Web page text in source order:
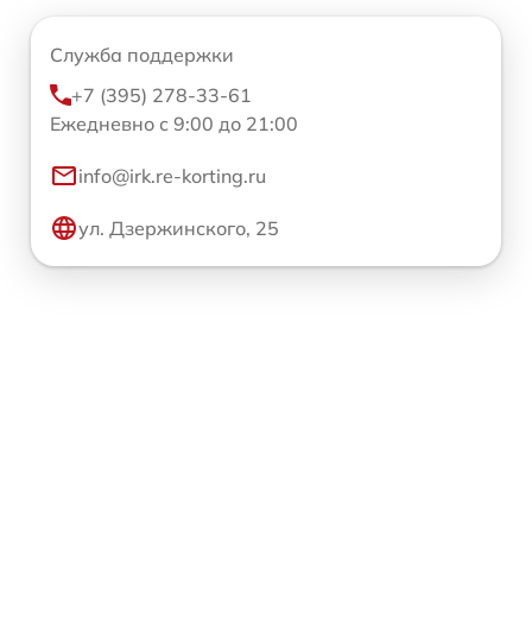
Служба поддержки
+7 (395) 278-33-61
Ежедневно с 9:00 до 21:00
info@irk.re-korting.ru
ул. Дзержинского, 25